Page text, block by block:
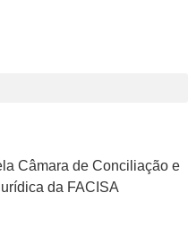
Câmara de Conciliação e
da FACISA